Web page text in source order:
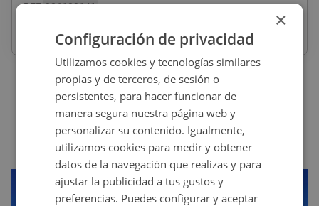
REF:206100141
m2+2 habs +1 baños
×
Configuración de privacidad
Utilizamos cookies y tecnologías similares
propias y de terceros, de sesión o
persistentes, para hacer funcionar de
manera segura nuestra página web y
personalizar su contenido. Igualmente,
utilizamos cookies para medir y obtener
datos de la navegación que realizas y para
ajustar la publicidad a tus gustos y
preferencias. Puedes configurar y aceptar